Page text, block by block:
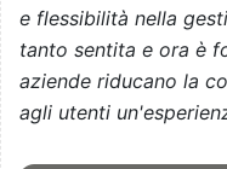
e flessibilità nella
tanto sentita e ora è
aziende riducano la
agli utenti